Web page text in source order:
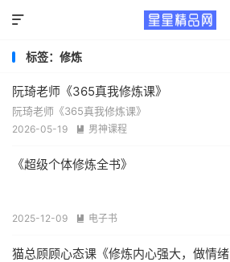

标签：修炼
阮琦老师《365真我修炼课》
阮琦老师《365真我修炼课》
2026-05-19  男神课程
《超级个体修炼全书》
2025-12-09  电子书
猫总顾顾心态课《修炼内心强大，做情绪